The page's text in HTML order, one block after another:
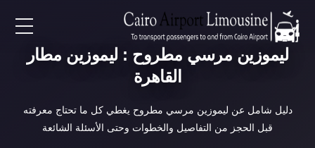
EN
AR
ليموزين مرسي مطروح : ليموزين مطار
القاهرة
دليل شامل عن ليموزين مرسي مطروح يغطي كل ما تحتاج معرفته
قبل الحجز من التفاصيل والخطوات وحتى الأسئلة الشائعة